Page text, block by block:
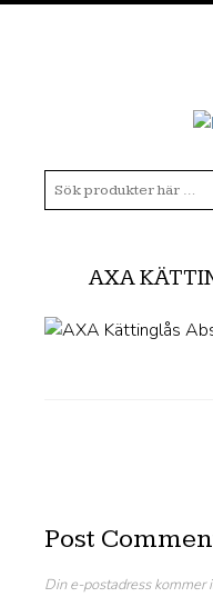
AXA
Post
Din e-postadress kommer